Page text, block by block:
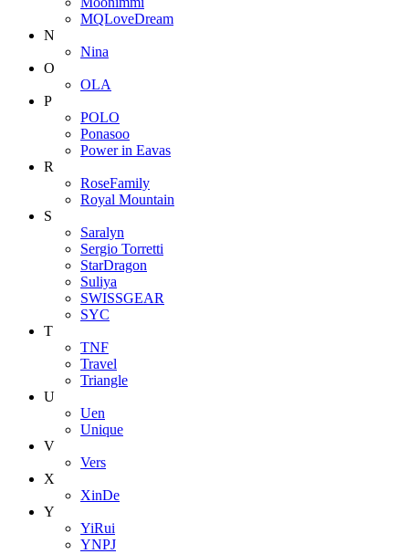
MQLoveDream
N
Nina
O
OLA
P
POLO
Ponasoo
Power in Eavas
R
RoseFamily
Royal Mountain
S
Saralyn
Sergio Torretti
StarDragon
Suliya
SWISSGEAR
SYC
T
TNF
Travel
Triangle
U
Uen
Unique
V
Vers
X
XinDe
Y
YiRui
YNPJ